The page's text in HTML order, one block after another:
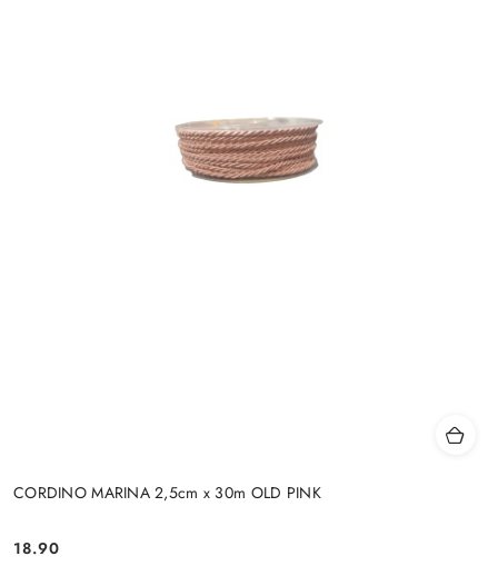
CORDINO MARINA 2,5cm x 30m OLD PINK
18.90